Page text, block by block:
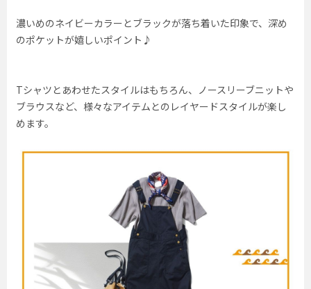
濃いめのネイビーカラーとブラックが落ち着いた印象で、深め
のポケットが嬉しいポイント♪
Tシャツとあわせたスタイルはもちろん、ノースリーブニットや
ブラウスなど、様々なアイテムとのレイヤードスタイルが楽し
めます。